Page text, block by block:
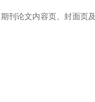
刊论文内容页、封面页